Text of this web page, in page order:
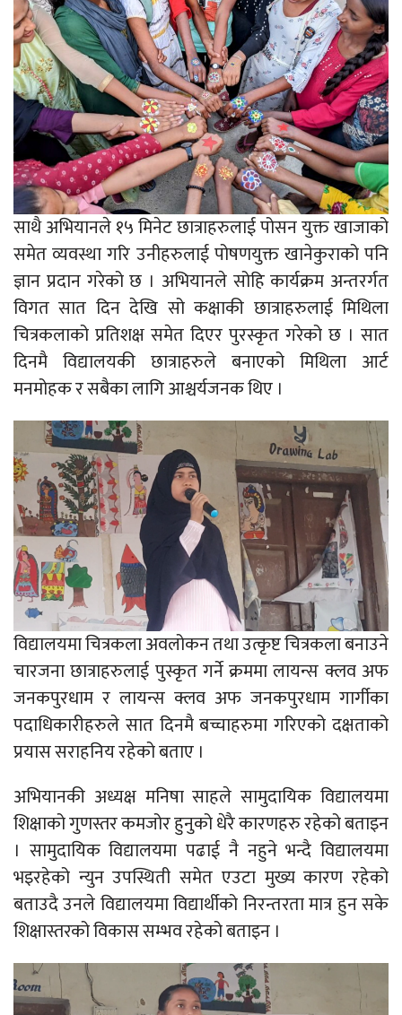
साथै अभियानले १५ मिनेट छात्राहरुलाई पोसन युक्त खाजाको
समेत व्यवस्था गरि उनीहरुलाई पोषणयुक्त खानेकुराको पनि
ज्ञान प्रदान गरेको छ । अभियानले सोहि कार्यक्रम अन्तरर्गत
विगत सात दिन देखि सो कक्षाकी छात्राहरुलाई मिथिला
चित्रकलाको प्रतिशक्ष समेत दिएर पुरस्कृत गरेको छ । सात
दिनमै विद्यालयकी छात्राहरुले बनाएको मिथिला आर्ट
मनमोहक र सबैका लागि आश्चर्यजनक थिए ।
विद्यालयमा चित्रकला अवलोकन तथा उत्कृष्ट चित्रकला बनाउने
चारजना छात्राहरुलाई पुस्कृत गर्ने क्रममा लायन्स क्लव अफ
जनकपुरधाम र लायन्स क्लव अफ जनकपुरधाम गार्गीका
पदाधिकारीहरुले सात दिनमै बच्चाहरुमा गरिएको दक्षताको
प्रयास सराहनिय रहेको बताए ।
अभियानकी अध्यक्ष मनिषा साहले सामुदायिक विद्यालयमा
शिक्षाको गुणस्तर कमजोर हुनुको धेरै कारणहरु रहेको बताइन
। सामुदायिक विद्यालयमा पढाई नै नहुने भन्दै विद्यालयमा
भइरहेको न्युन उपस्थिती समेत एउटा मुख्य कारण रहेको
बताउदै उनले विद्यालयमा विद्यार्थीको निरन्तरता मात्र हुन सके
शिक्षास्तरको विकास सम्भव रहेको बताइन ।